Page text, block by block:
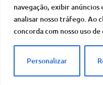
navegação, exibir
analisar nosso tráfego. Ao
concorda com nosso uso de
Personalizar
© KingChart. Todos os
Termos de uso Política de